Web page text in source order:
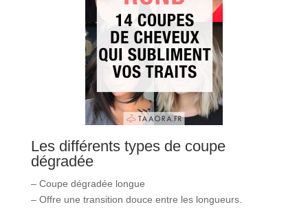
Les différents types de coupe
dégradée
– Coupe dégradée longue
– Offre une transition douce entre les longueurs.